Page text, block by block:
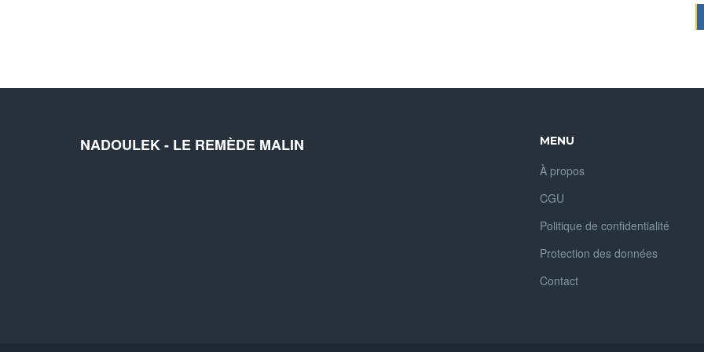
NADOULEK - LE REMÈDE MALIN MENU
À propos
CGU
Politique de confidentialité
Protection des données
Contact